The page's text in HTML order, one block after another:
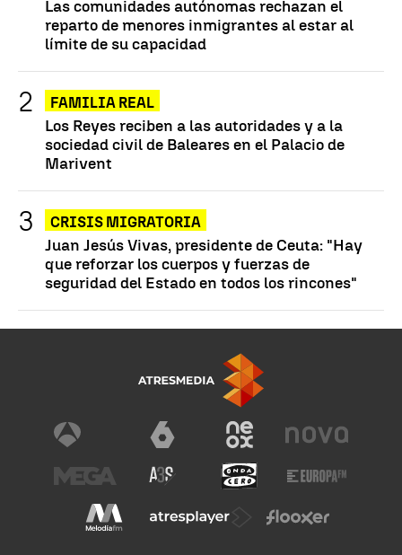
Las comunidades autónomas rechazan el
reparto de menores inmigrantes al estar al
límite de su capacidad
FAMILIA REAL
Los Reyes reciben a las autoridades y a la
sociedad civil de Baleares en el Palacio de
Marivent
CRISIS MIGRATORIA
Juan Jesús Vivas, presidente de Ceuta: "Hay
que reforzar los cuerpos y fuerzas de
seguridad del Estado en todos los rincones"